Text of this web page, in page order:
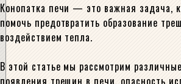
Конопатка печи — это важная задача,
помочь предотвратить образование
воздействием тепла.
В этой статье мы рассмотрим
появления трещин в печи, опасность